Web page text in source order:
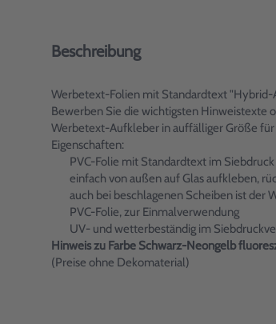
Beschreibung
Werbetext-Folien mit Standardtext "Hybrid-
Bewerben Sie die wichtigsten Hinweistexte
Werbetext-Aufkleber in auffälliger Größe
Eigenschaften:
PVC-Folie mit Standardtext im
einfach von außen auf Glas aufkleben,
auch bei beschlagenen Scheiben ist der
PVC-Folie, zur Einmalverwendung
UV- und wetterbeständig im
Hinweis zu Farbe Schwarz-Neongelb
(Preise ohne Dekomaterial)